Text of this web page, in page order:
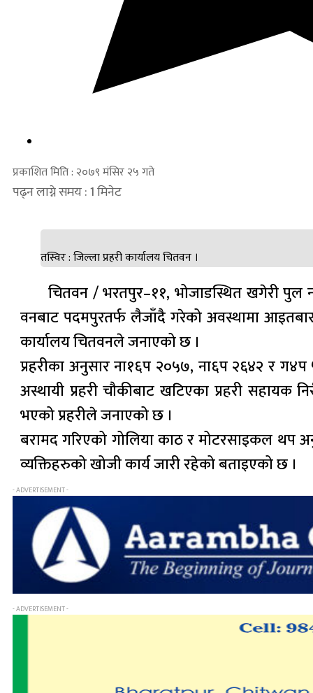
प्रकाशित मिति : २०७९ मंसिर २५ गते
पढ्न लाग्ने समय : 1 मिनेट
तस्विर : जिल्ला प्रहरी कार्यालय चितवन ।
चितवन / भरतपुर–११, भोजाडस्थित खगेरी पुल
वनबाट पदमपुरतर्फ लैजाँदै गरेको अवस्थामा
कार्यालय चितवनले जनाएको छ ।
प्रहरीका अनुसार ना१६प २०५७, ना६प २६४२ र
अस्थायी प्रहरी चौकीबाट खटिएका प्रहरी सहायक
भएको प्रहरीले जनाएको छ ।
बरामद गरिएको गोलिया काठ र मोटरसाइकल थप
व्यक्तिहरुको खोजी कार्य जारी रहेको बताइएको छ ।
- ADVERTISEMENT -
- ADVERTISEMENT -